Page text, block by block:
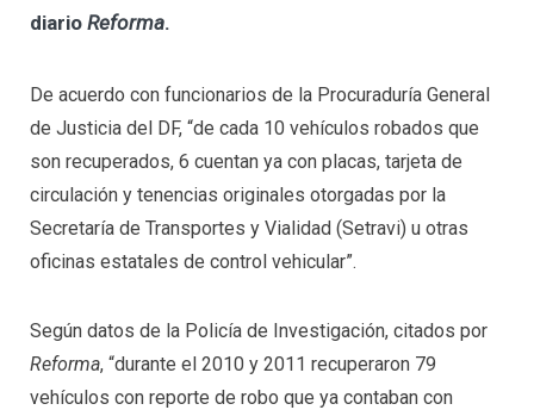
diario Reforma.
De acuerdo con funcionarios de la Procuraduría General
de Justicia del DF, “de cada 10 vehículos robados que
son recuperados, 6 cuentan ya con placas, tarjeta de
circulación y tenencias originales otorgadas por la
Secretaría de Transportes y Vialidad (Setravi) u otras
oficinas estatales de control vehicular”.
Según datos de la Policía de Investigación, citados por
Reforma, “durante el 2010 y 2011 recuperaron 79
vehículos con reporte de robo que ya contaban con